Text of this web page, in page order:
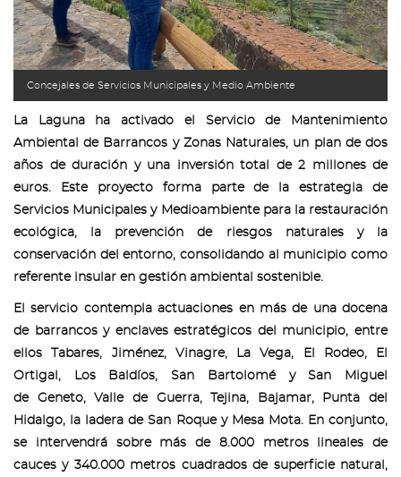
Concejales de Servicios Municipales y Medio Ambiente
La Laguna ha activado el Servicio de Mantenimiento
Ambiental de Barrancos y Zonas Naturales, un plan de dos
años de duración y una inversión total de 2 millones de
euros. Este proyecto forma parte de la estrategia de
Servicios Municipales y Medioambiente para la restauración
ecológica, la prevención de riesgos naturales y la
conservación del entorno, consolidando al municipio como
referente insular en gestión ambiental sostenible.
El servicio contempla actuaciones en más de una docena
de barrancos y enclaves estratégicos del municipio, entre
ellos Tabares, Jiménez, Vinagre, La Vega, El Rodeo, El
Ortigal, Los Baldíos, San Bartolomé y San Miguel
de Geneto, Valle de Guerra, Tejina, Bajamar, Punta del
Hidalgo, la ladera de San Roque y Mesa Mota. En conjunto,
se intervendrá sobre más de 8.000 metros lineales de
cauces y 340.000 metros cuadrados de superficie natural,